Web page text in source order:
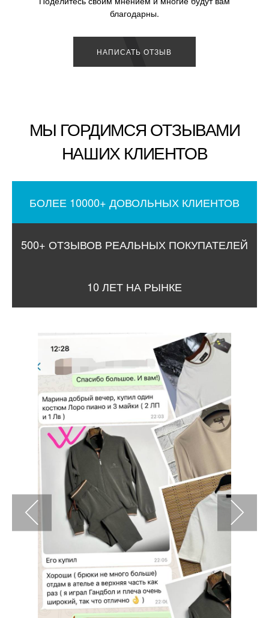
благодарны.
НАПИСАТЬ ОТЗЫВ
МЫ ГОРДИМСЯ ОТЗЫВАМИ
НАШИХ КЛИЕНТОВ
БОЛЕЕ 10000+ ДОВОЛЬНЫХ КЛИЕНТОВ
500+ ОТЗЫВОВ РЕАЛЬНЫХ ПОКУПАТЕЛЕЙ
10 ЛЕТ НА РЫНКЕ